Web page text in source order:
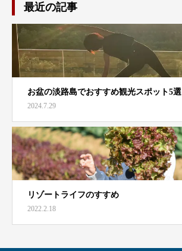
最近の記事
お盆の淡路島でおすすめ観光スポット5選
2024.7.29
リゾートライフのすすめ
2022.2.18